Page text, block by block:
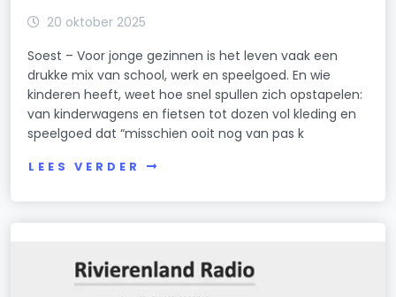
20 oktober 2025
Soest – Voor jonge gezinnen is het leven vaak een
drukke mix van school, werk en speelgoed. En wie
kinderen heeft, weet hoe snel spullen zich opstapelen:
van kinderwagens en fietsen tot dozen vol kleding en
speelgoed dat “misschien ooit nog van pas k
LEES VERDER